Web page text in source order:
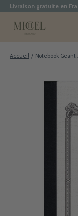
Livraison gratuite en
Accueil / Notebook Geant
Slideshow Items